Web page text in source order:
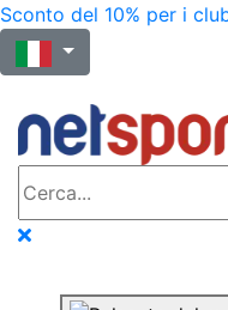
Sconto del 10% per i